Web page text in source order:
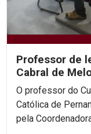
Professor de
Cabral de
O professor do
Católica de
pela